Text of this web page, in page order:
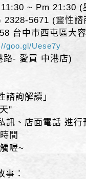
~ Pm 21:30 (
2328-5671 (靈性諮
台中市西屯區大
goo.gl/Uese7y
路- 愛買 中港店)
諮詢解讀」
"
訊、店面電話 進行
間
喔~
事：